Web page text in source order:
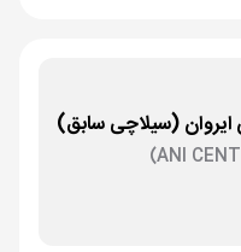
ایروان (سیلاچی سابق)
ANI